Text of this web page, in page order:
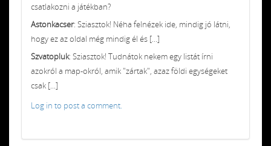
csatlakozni a játékban?
Astonkacser: Sziasztok! Néha felnézek ide, mindig jó látni,
hogy ez az oldal még mindig él és [...]
Szvatopluk: Sziasztok! Tudnátok nekem egy listát írni
azokról a map-okról, amik "zártak", azaz földi egységeket
csak [...]
Log in to post a comment.